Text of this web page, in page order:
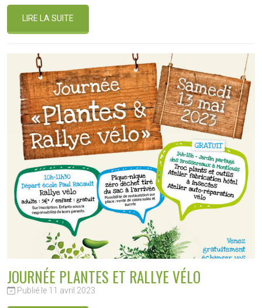
LIRE LA SUITE
JOURNÉE PLANTES ET RALLYE VÉLO
Publié le 11 avril 2023